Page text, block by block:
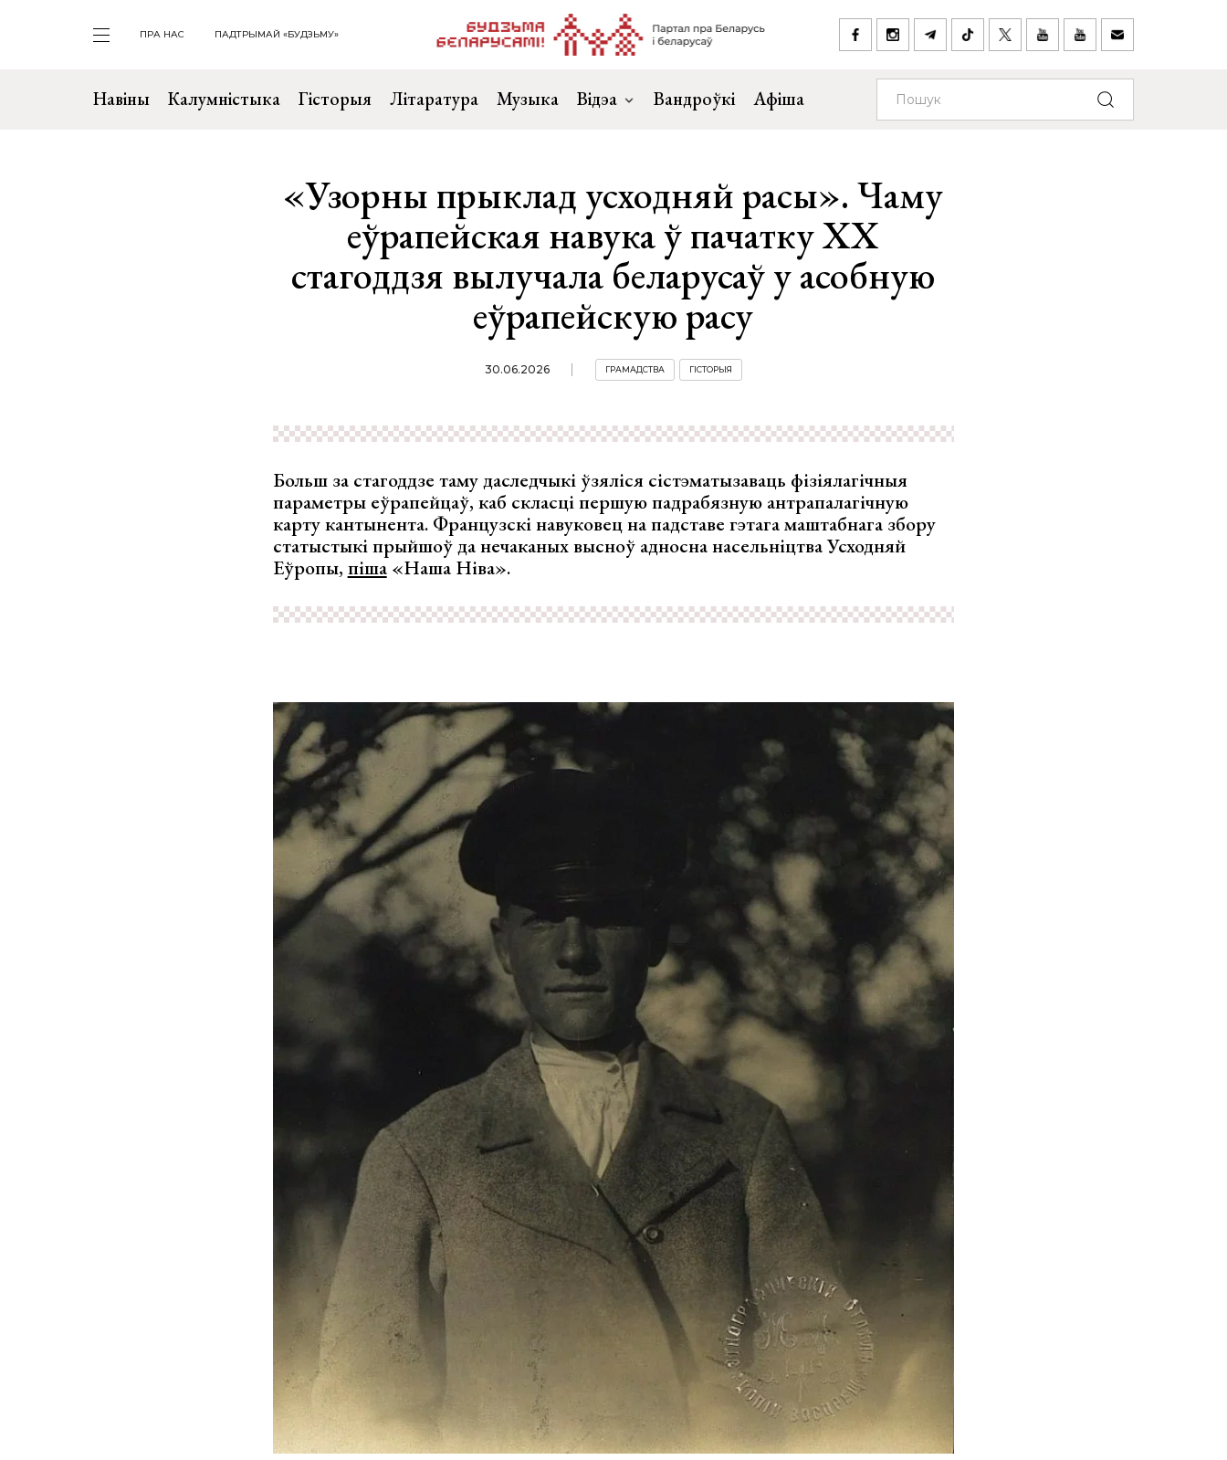
ПРА НАС ПАДТРЫМАЙ «БУДЗЬМУ»
Навіны Калумністыка Гісторыя Літаратура Музыка Відэа Вандроўкі Афіша
«Узорны прыклад усходняй расы». Чаму
еўрапейская навука ў пачатку XX
стагоддзя вылучала беларусаў у асобную
еўрапейскую расу
30.06.2026 ГРАМАДСТВА ГІСТОРЫЯ
Больш за стагоддзе таму даследчыкі ўзяліся сістэматызаваць фізіялагічныя
параметры еўрапейцаў, каб скласці першую падрабязную антрапалагічную
карту кантынента. Французскі навуковец на падставе гэтага маштабнага збору
статыстыкі прыйшоў да нечаканых высноў адносна насельніцтва Усходняй
Еўропы, піша«Наша Ніва».